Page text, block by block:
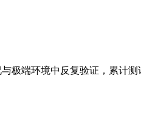
极端环境中反复验证，累计